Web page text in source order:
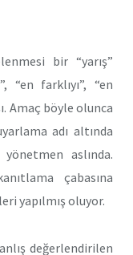
bir “yarış”
“en farklıyı”, “en
Amaç böyle olunca
adı altında
aslında.
çabasına
yapılmış oluyor.
değerlendirilen